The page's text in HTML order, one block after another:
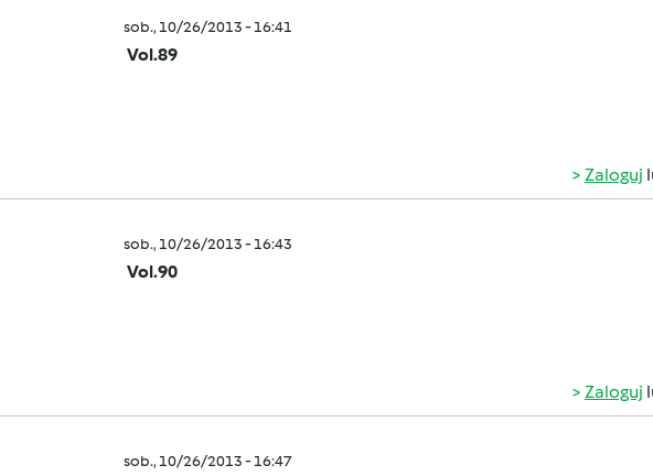
sob., 10/26/2013 - 16:41
Vol.89
Zaloguj
sob., 10/26/2013 - 16:43
Vol.90
Zaloguj
sob., 10/26/2013 - 16:47